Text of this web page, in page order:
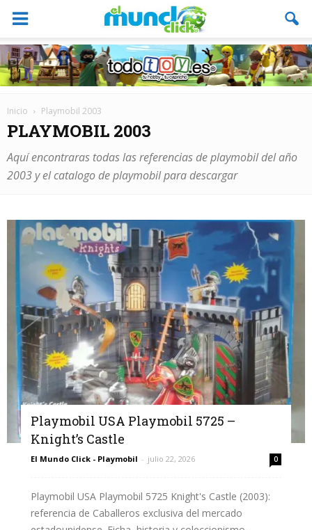
Inicio Playmobil 2003
PLAYMOBIL 2003
Aquí encontraras todas las referencias de playmobil del año
2003 y el catalogo de playmobil para descargar
Playmobil USA Playmobil 5725 –
Knight’s Castle
El Mundo Click - Playmobil - julio 22, 2026 0
Playmobil USA Playmobil 5725 Knight's Castle (2003):
referencia de Caballeros exclusiva del mercado